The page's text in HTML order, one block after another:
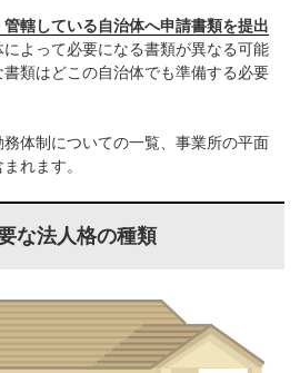
轄している自治体へ申請書類を提出
によって必要になる書類が異なる可能
類はどこの自治体でも準備する必要
体制についての一覧、事業所の平面
れます。
な法人格の種類